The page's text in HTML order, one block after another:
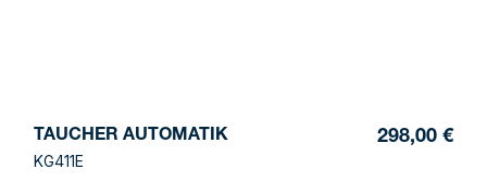
TAUCHER AUTOMATIK
KG411E
298,00 €